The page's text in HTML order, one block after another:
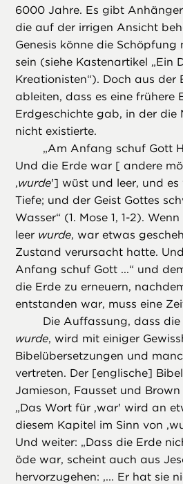
6000 Jahre. Es gibt
die auf der irrigen Ansicht
Genesis könne die
sein (siehe Kastenartikel „Ein
Kreationisten“). Doch aus der
ableiten, dass es eine frühere
Erdgeschichte gab, in der die
nicht existierte.
„Am Anfang schuf Gott
Und die Erde war [ andere
,wurde'] wüst und leer, und
Tiefe; und der Geist Gottes
Wasser“ (1. Mose 1, 1-2).
leer wurde, war etwas
Zustand verursacht hatte.
Anfang schuf Gott ...“ und
die Erde zu erneuern,
entstanden war, muss eine
Die Auffassung, dass
wurde, wird mit einiger
Bibelübersetzungen und
vertreten. Der [englische]
Jamieson, Fausset und
„Das Wort für ,war' wird an
diesem Kapitel im Sinn von
Und weiter: „Dass die Erde
öde war, scheint auch aus
hervorzugehen: ,... Er hat sie